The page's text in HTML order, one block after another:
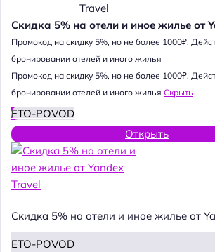
Скидка 5% на отели и иное жилье от
Промокод на скидку 5%, но не более 1000₽.
бронировании отелей и иного жилья
Промокод на скидку 5%, но не более 1000₽.
бронировании отелей и иного жилья Скрыть
ETO-POVOD
Открыть
Скидка 5% на отели и иное жилье от
ETO-POVOD